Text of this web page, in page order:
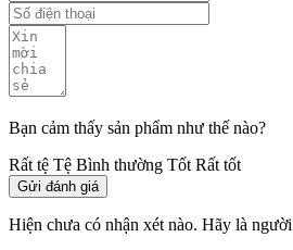
Bạn cảm thấy sản phẩm như thế nào?
Rất tệ Tệ Bình thường Tốt Rất tốt
Gửi đánh giá
Hiện chưa có nhận xét nào. Hãy là